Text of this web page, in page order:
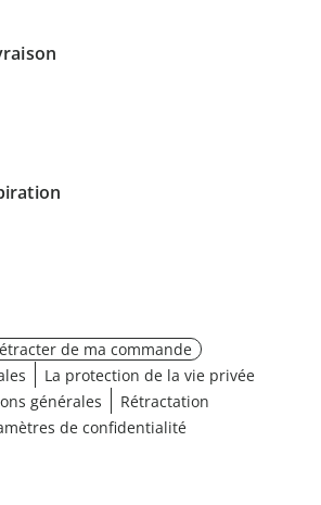
de ma commande
La protection de la vie privée
générales
Rétractation
de confidentialité